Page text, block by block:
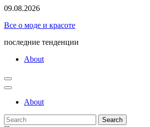
Skip
content
09.08.2026
Все о моде и красоте
последние тенденции
About
About
Search